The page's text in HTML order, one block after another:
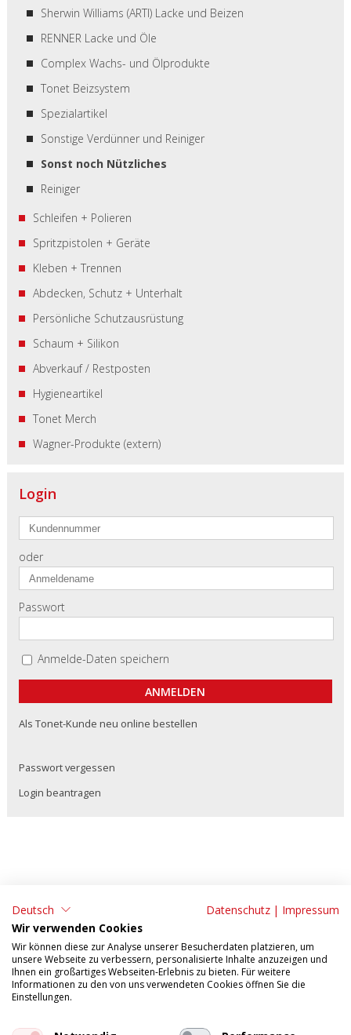
Sherwin Williams (ARTI) Lacke und Beizen
RENNER Lacke und Öle
Complex Wachs- und Ölprodukte
Tonet Beizsystem
Spezialartikel
Sonstige Verdünner und Reiniger
Sonst noch Nützliches
Reiniger
Schleifen + Polieren
Spritzpistolen + Geräte
Kleben + Trennen
Abdecken, Schutz + Unterhalt
Persönliche Schutzausrüstung
Schaum + Silikon
Abverkauf / Restposten
Hygieneartikel
Tonet Merch
Wagner-Produkte (extern)
Login
oder
Passwort
Anmelde-Daten speichern
Als Tonet-Kunde neu online bestellen
Passwort vergessen
Login beantragen
ADRESSE:
Tonet AG
Aarefeldstrasse 18
4658 Däniken
Tel: 062 295 09 11
Fax: 062 295 09 55
E-Mail:verkauf@tonet.ch
Datenschutzerklärung
Deutsch Datenschutz | Impressum
Wir verwenden Cookies
Wir können diese zur Analyse unserer Besucherdaten platzieren, um
unsere Webseite zu verbessern, personalisierte Inhalte anzuzeigen und
Ihnen ein großartiges Webseiten-Erlebnis zu bieten. Für weitere
Informationen zu den von uns verwendeten Cookies öffnen Sie die
Einstellungen.